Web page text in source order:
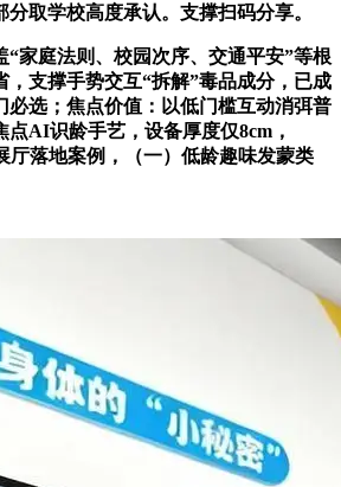
取学校高度承认。支撑扫码分享。
庭法则、校园次序、交通平安”等根
，支撑手势交互“拆解”毒品成分，已成
必选；焦点价值：以低门槛互动消弭普
AI识龄手艺，设备厚度仅8cm，
厅落地案例，（一）低龄趣味发蒙类